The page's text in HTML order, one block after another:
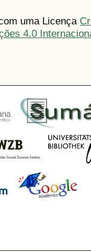
uma Licença
4.0